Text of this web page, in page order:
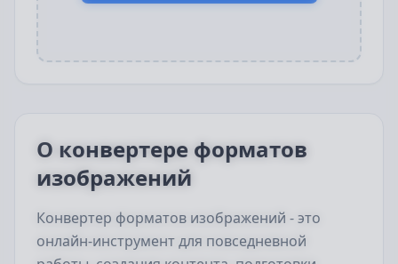
О конвертере форматов
изображений
Конвертер форматов изображений - это
онлайн-инструмент для повседневной